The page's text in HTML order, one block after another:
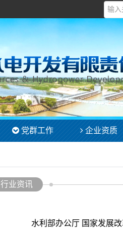
党群工作 企业资质
行业资讯